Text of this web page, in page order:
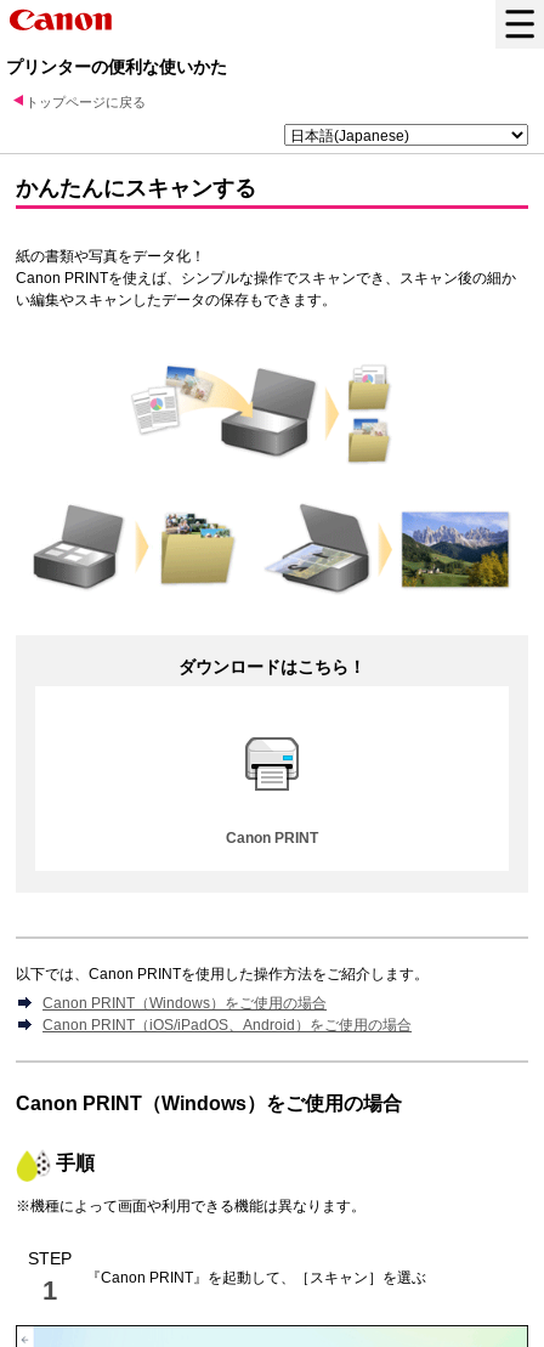
プリンターの便利な使いかた
トップページに戻る
かんたんにスキャンする
紙の書類や写真をデータ化！
Canon PRINTを使えば、シンプルな操作でスキャンでき、スキャン後の細か
い編集やスキャンしたデータの保存もできます。
ダウンロードはこちら！
Canon PRINT
以下では、Canon PRINTを使用した操作方法をご紹介します。
Canon PRINT（Windows）をご使用の場合
Canon PRINT（iOS/iPadOS、Android）をご使用の場合
Canon PRINT （Windows）をご使用の場合
手順
※機種によって画面や利用できる機能は異なります。
STEP
1 『Canon PRINT』を起動して、［ スキャン ］を選ぶ